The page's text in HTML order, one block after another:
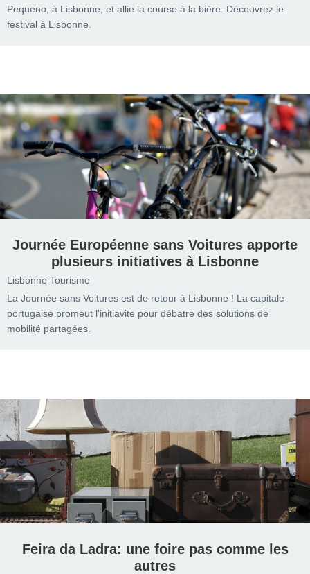
Pequeno, à Lisbonne, et allie la course à la bière. Découvrez le
festival à Lisbonne.
Journée Européenne sans Voitures apporte
plusieurs initiatives à Lisbonne
Lisbonne Tourisme
La Journée sans Voitures est de retour à Lisbonne ! La capitale
portugaise promeut l'initiavite pour débatre des solutions de
mobilité partagées.
Feira da Ladra: une foire pas comme les
autres